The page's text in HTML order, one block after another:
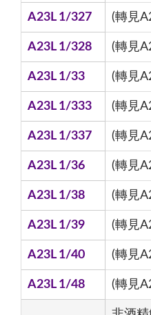
A23L 1/327 (轉見
A23L 1/328 (轉見
A23L 1/33 (轉見
A23L 1/333 (轉見
A23L 1/337 (轉見
A23L 1/36 (轉見
A23L 1/38 (轉見
A23L 1/39 (轉見
A23L 1/40 (轉見
A23L 1/48 (轉見